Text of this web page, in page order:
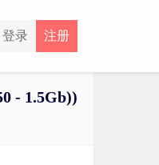
注册
登录
- 1.5Gb))